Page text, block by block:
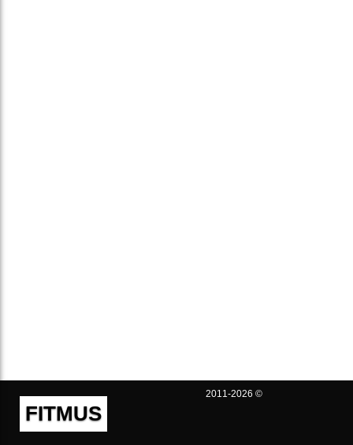
FITMUS
2011-2026 ©